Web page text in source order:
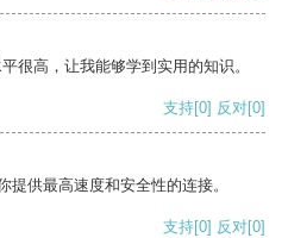
很高，让我能够学到实用的知识。
支持[0] 反对[0]
供最高速度和安全性的连接。
支持[0] 反对[0]